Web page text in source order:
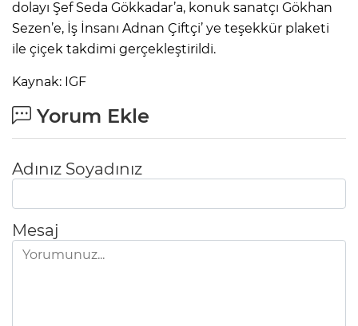
dolayı Şef Seda Gökkadar’a, konuk sanatçı Gökhan
Sezen’e, İş İnsanı Adnan Çiftçi’ ye teşekkür plaketi
ile çiçek takdimi gerçekleştirildi.
Kaynak: IGF
Yorum Ekle
Adınız Soyadınız
Mesaj